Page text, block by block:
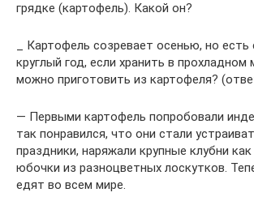
грядке (картофель). Какой он?
_ Картофель созревает осенью, но
круглый год, если хранить в прохладном
можно приготовить из картофеля?
— Первыми картофель попробовали
так понравился, что они стали
праздники, наряжали крупные клубни
юбочки из разноцветных лоскутков.
едят во всем мире.